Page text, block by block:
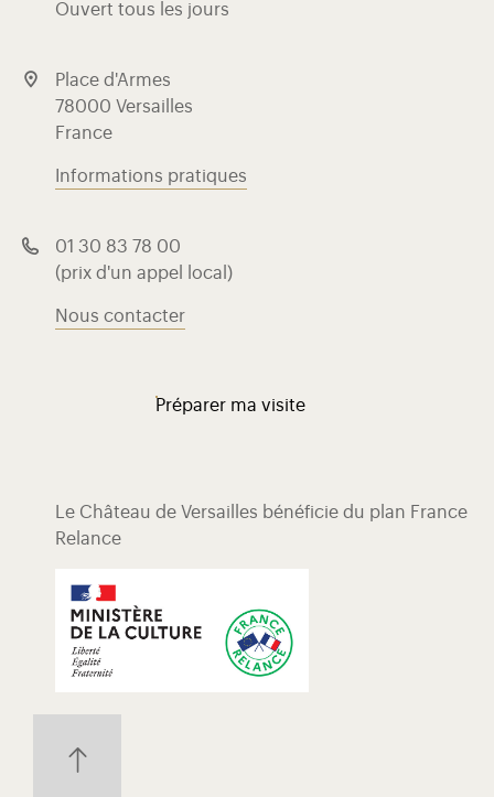
Ouvert tous les jours
Place d'Armes
78000 Versailles
France
Informations pratiques
01 30 83 78 00
(prix d'un appel local)
Nous contacter
Préparer ma visite
Le Château de Versailles bénéficie du plan France
Relance